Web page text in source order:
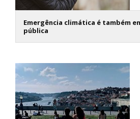
Emergência climática é também
pública